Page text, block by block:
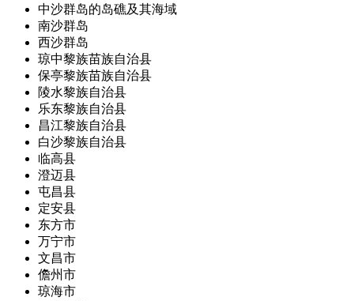
中沙群岛的岛礁及其海域
南沙群岛
西沙群岛
琼中黎族苗族自治县
保亭黎族苗族自治县
陵水黎族自治县
乐东黎族自治县
昌江黎族自治县
白沙黎族自治县
临高县
澄迈县
屯昌县
定安县
东方市
万宁市
文昌市
儋州市
琼海市